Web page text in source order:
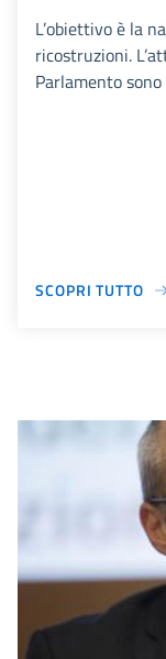
L’obiettivo è la
ricostruzioni.
Parlamento
SCOPRI TUTTO